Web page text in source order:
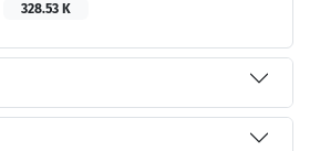
328.53 K